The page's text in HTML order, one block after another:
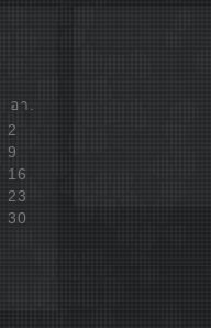
อา.
2
9
16
23
30